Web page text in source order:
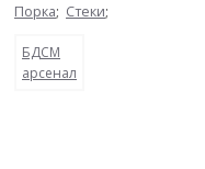
Порка; Стеки;
БДСМ
арсенал